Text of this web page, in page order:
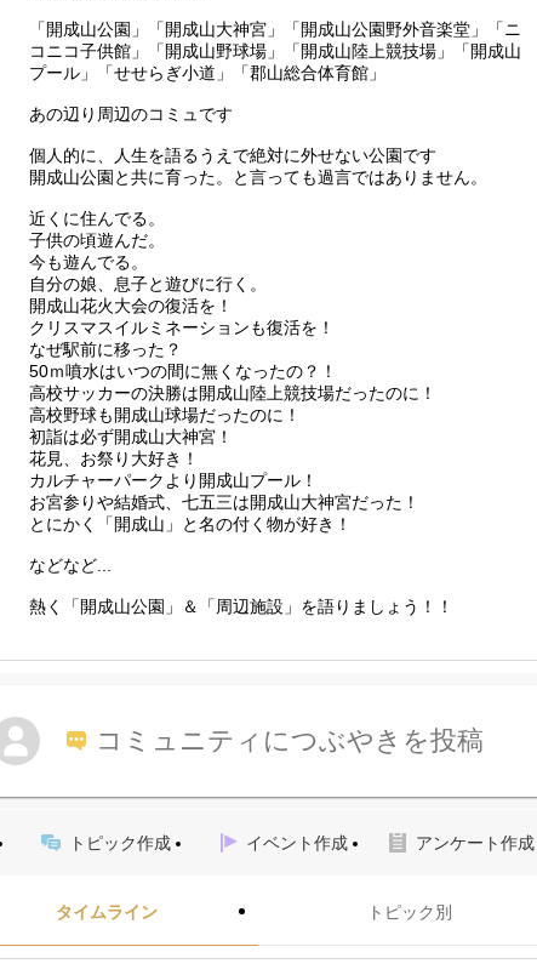
「開成山公園」「開成山大神宮」「開成山公園野外音楽堂」「ニ
コニコ子供館」「開成山野球場」「開成山陸上競技場」「開成山
プール」「せせらぎ小道」「郡山総合体育館」
あの辺り周辺のコミュです
個人的に、人生を語るうえで絶対に外せない公園です
開成山公園と共に育った。と言っても過言ではありません。
近くに住んでる。
子供の頃遊んだ。
今も遊んでる。
自分の娘、息子と遊びに行く。
開成山花火大会の復活を！
クリスマスイルミネーションも復活を！
なぜ駅前に移った？
50ｍ噴水はいつの間に無くなったの？！
高校サッカーの決勝は開成山陸上競技場だったのに！
高校野球も開成山球場だったのに！
初詣は必ず開成山大神宮！
花見、お祭り大好き！
カルチャーパークより開成山プール！
お宮参りや結婚式、七五三は開成山大神宮だった！
とにかく「開成山」と名の付く物が好き！
などなど...
熱く「開成山公園」＆「周辺施設」を語りましょう！！
コミュニティにつぶやきを投稿
トピック作成 イベント作成 アンケート作成
タイムライン トピック別